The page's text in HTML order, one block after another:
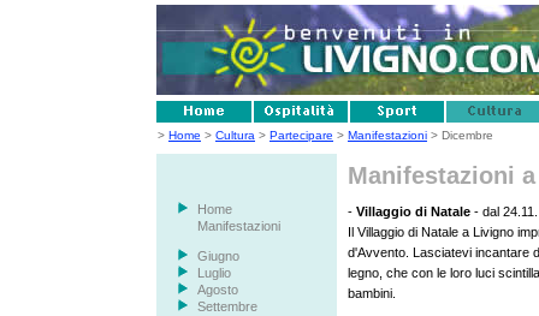
> Home > Cultura > Partecipare > Manifestazioni > Dicembre
Home
Manifestazioni
Giugno
Luglio
Agosto
Settembre
Manifestazioni
- Villaggio di Natale - dal
Il Villaggio di Natale a Livigno
d'Avvento. Lasciatevi incantare
legno, che con le loro luci
bambini.